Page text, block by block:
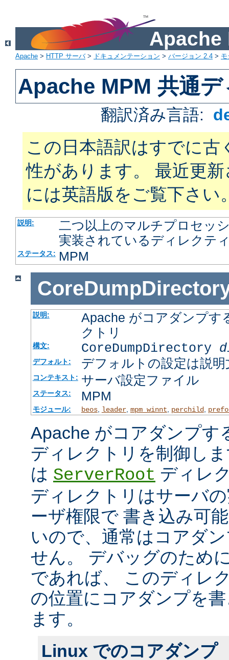
Apache
Apache > HTTP サーバ> ドキュメンテーション > バージョン 2.4 >
Apache MPM 共通
翻訳済み言語:
この日本語訳はすでに古
性があります。 最近更
には英語版をご覧下さい
説明:
二つ以上のマルチプロセッ
実装されているディレクテ
ステータス: MPM
説明:
Apache がコアダンプす
クトリ
構文: CoreDumpDirectory
デフォルト: デフォルトの設定は説
コンテキスト: サーバ設定ファイル
ステータス: MPM
モジュール: beos, leader, mpm_winnt perchild,
Apache がコアダンプす
ディレクトリを制御し
は ServerRoot ディレ
ディレクトリはサーバ
ーザ権限で 書き込み可
いので、通常はコアダ
せん。 デバッグのため
であれば、 このディレ
の位置にコアダンプを
ます。
Linux でのコアダンプ